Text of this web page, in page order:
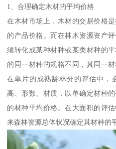
1、合理确定木材的平均价格
在木材市场上，木材的交易价格
的产品价格。而在林木资源资产
须转化成某种材种或某类材种的
的同一材种的规格不同，其同一
在单片的成熟龄林分的评估中，
高、形数、材质，以单确定材种
的材种平均价格。在大面积的评
来森林资源总体状况确定其材种的